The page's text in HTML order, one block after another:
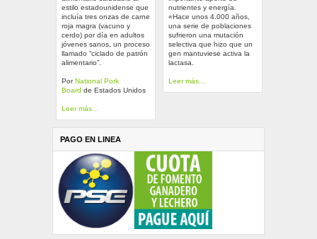
estilo estadounidense que
incluía tres onzas de carne
roja magra (vacuno y
cerdo) por día en adultos
jóvenes sanos, un proceso
llamado “ciclado de patrón
alimentario”.
PorNational Pork
Board de Estados Unidos
Leer más...
nutrientes y energía.
«Hace unos 4.000 años,
una serie de poblaciones
sufrieron una mutación
selectiva que hizo que un
gen mantuviese activa la
lactasa.
Leer más...
PAGO EN LINEA